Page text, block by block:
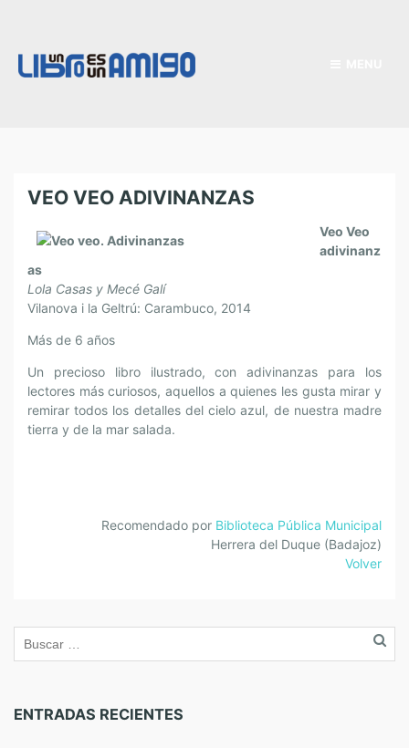
VEO VEO ADIVINANZAS
Veo Veo
adivinanz
as
Lola Casas y Mecé Galí
Vilanova i la Geltrú: Carambuco, 2014
Más de 6 años
Un precioso libro ilustrado, con adivinanzas para los
lectores más curiosos, aquellos a quienes les gusta mirar y
remirar todos los detalles del cielo azul, de nuestra madre
tierra y de la mar salada.
Recomendado por Biblioteca Pública Municipal
Herrera del Duque (Badajoz)
Volver
ENTRADAS RECIENTES